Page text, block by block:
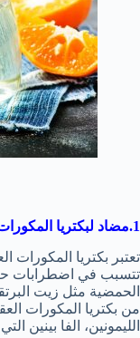
1.مضاد لبكتريا المكورات العقدية
تعتبر بكتريا المكورات
تتسبب في اضطرابات
الحمضية مثل زيت
من بكتريا المكورات
الليمونين، الفا بينين